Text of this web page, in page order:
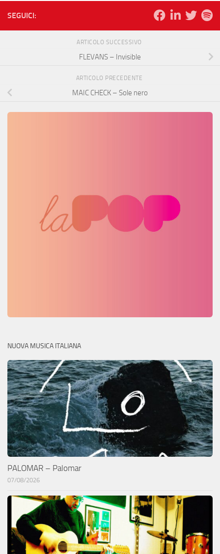
SEGUICI:
ARTICOLO SUCCESSIVO
FLEVANS – Invisible
ARTICOLO PRECEDENTE
MAIC CHECK – Sole nero
NUOVA MUSICA ITALIANA
PALOMAR – Palomar
07/08/2026